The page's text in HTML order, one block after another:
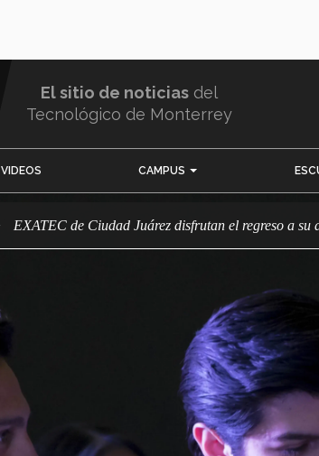
El sitio de noticias del
Tecnológico de Monterrey
VIDEOS CAMPUS
EXATEC de Ciudad Juárez disfrutan el regreso a su